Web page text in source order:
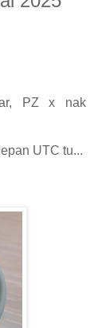
PZ x nak
UTC tu...